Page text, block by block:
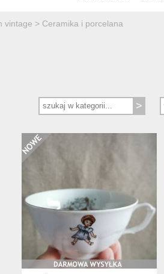
vintage > Ceramika i porcelana